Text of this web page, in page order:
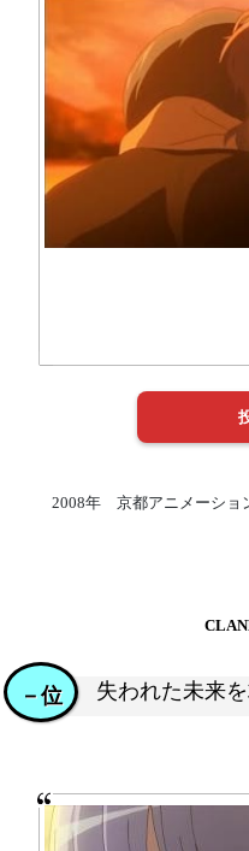
2008年 京都アニメーショ
失われた未来
－位